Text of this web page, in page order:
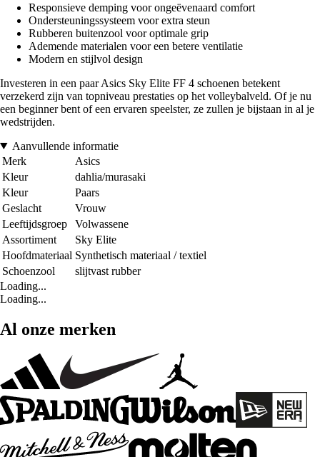
Responsieve demping voor ongeëvenaard comfort
Ondersteuningssysteem voor extra steun
Rubberen buitenzool voor optimale grip
Ademende materialen voor een betere ventilatie
Modern en stijlvol design
Investeren in een paar Asics Sky Elite FF 4 schoenen betekent
verzekerd zijn van topniveau prestaties op het volleybalveld. Of je nu
een beginner bent of een ervaren speelster, ze zullen je bijstaan in al je
wedstrijden.
Aanvullende informatie
Merk
Asics
Kleur
dahlia/murasaki
Kleur
Paars
Geslacht
Vrouw
Leeftijdsgroep
Volwassene
Assortiment
Sky Elite
Hoofdmateriaal Synthetisch materiaal / textiel
Schoenzool
slijtvast rubber
Loading...
Loading...
Al onze merken